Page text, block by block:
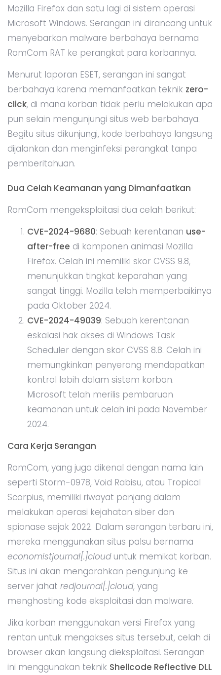
Mozilla Firefox dan satu lagi di sistem operasi
Microsoft Windows. Serangan ini dirancang untuk
menyebarkan malware berbahaya bernama
RomCom RAT ke perangkat para korbannya.
Menurut laporan ESET, serangan ini sangat
berbahaya karena memanfaatkan teknik zero-
click, di mana korban tidak perlu melakukan apa
pun selain mengunjungi situs web berbahaya.
Begitu situs dikunjungi, kode berbahaya langsung
dijalankan dan menginfeksi perangkat tanpa
pemberitahuan.
Dua Celah Keamanan yang Dimanfaatkan
RomCom mengeksploitasi dua celah berikut:
CVE-2024-9680: Sebuah kerentanan use-
after-free di komponen animasi Mozilla
Firefox. Celah ini memiliki skor CVSS 9.8,
menunjukkan tingkat keparahan yang
sangat tinggi. Mozilla telah memperbaikinya
pada Oktober 2024.
CVE-2024-49039: Sebuah kerentanan
eskalasi hak akses di Windows Task
Scheduler dengan skor CVSS 8.8. Celah ini
memungkinkan penyerang mendapatkan
kontrol lebih dalam sistem korban.
Microsoft telah merilis pembaruan
keamanan untuk celah ini pada November
2024.
Cara Kerja Serangan
RomCom, yang juga dikenal dengan nama lain
seperti Storm-0978, Void Rabisu, atau Tropical
Scorpius, memiliki riwayat panjang dalam
melakukan operasi kejahatan siber dan
spionase sejak 2022. Dalam serangan terbaru ini,
mereka menggunakan situs palsu bernama
economistjournal[.]clouduntuk memikat korban.
Situs ini akan mengarahkan pengunjung ke
server jahat redjournal[.]cloud, yang
menghosting kode eksploitasi dan malware.
Jika korban menggunakan versi Firefox yang
rentan untuk mengakses situs tersebut, celah di
browser akan langsung dieksploitasi. Serangan
ini menggunakan teknik Shellcode Reflective DLL